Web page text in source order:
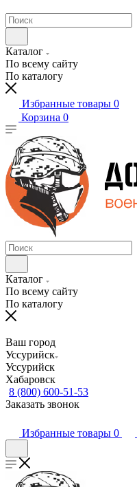
Каталог
По всему сайту
По каталогу
Избранные товары 0
Корзина 0
Каталог
По всему сайту
По каталогу
Ваш город
Уссурийск
Уссурийск
Хабаровск
8 (800) 600-51-53
Заказать звонок
Избранные товары 0